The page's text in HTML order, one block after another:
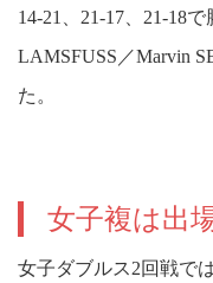
14-21、21-17、21-18
LAMSFUSS／Marvin
た。
女子複は出
女子ダブルス2回戦で